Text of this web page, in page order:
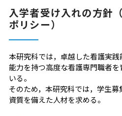
入学者受け入れの方針
ポリシー）
本研究科では，卓越した看護実
能力を持つ高度な看護専門職者
いる。
そのため，本研究科では，学生
資質を備えた人材を求める。